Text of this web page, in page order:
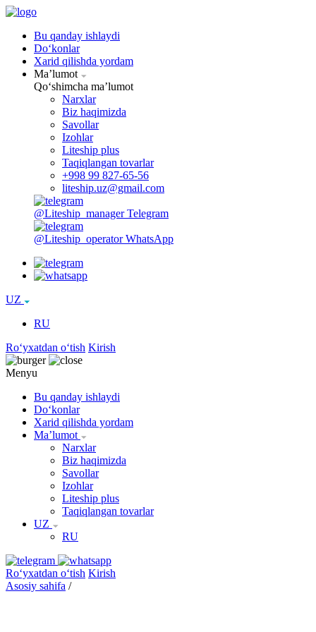
Bu qanday ishlaydi
Doʻkonlar
Xarid qilishda yordam
Maʼlumot
Qoʻshimcha maʼlumot
Narxlar
Biz haqimizda
Savollar
Izohlar
Liteship plus
Taqiqlangan tovarlar
+998 99 827-65-56
liteship.uz@gmail.com
@Liteship_manager Telegram
@Liteship_operator WhatsApp
UZ
RU
Roʻyxatdan oʻtish Kirish
Menyu
Bu qanday ishlaydi
Doʻkonlar
Xarid qilishda yordam
Maʼlumot
Narxlar
Biz haqimizda
Savollar
Izohlar
Liteship plus
Taqiqlangan tovarlar
UZ
RU
Roʻyxatdan oʻtish Kirish
Asosiy sahifa /